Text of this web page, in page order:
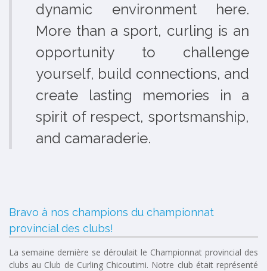
dynamic environment here.
More than a sport, curling is an
opportunity to challenge
yourself, build connections, and
create lasting memories in a
spirit of respect, sportsmanship,
and camaraderie.
Bravo à nos champions du championnat
provincial des clubs!
La semaine dernière se déroulait le Championnat provincial des
clubs au Club de Curling Chicoutimi. Notre club était représenté